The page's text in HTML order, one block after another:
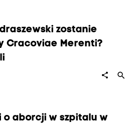
zostanie
Cracoviae Merenti?
share search
o aborcji w szpitalu w